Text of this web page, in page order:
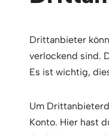
Drittanbieter
verlockend sind.
Es ist wichtig,
Um
Konto. Hier hast